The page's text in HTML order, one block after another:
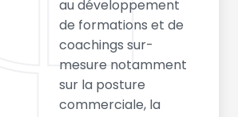
au développement
de formations et de
coachings sur-
mesure notamment
sur la posture
commerciale, la